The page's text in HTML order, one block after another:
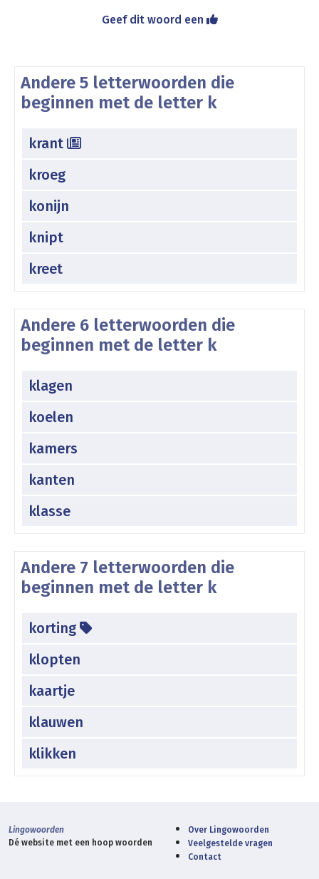
Geef dit woord een
Andere 5 letterwoorden die
beginnen met de letter k
krant
kroeg
konijn
knipt
kreet
Andere 6 letterwoorden die
beginnen met de letter k
klagen
koelen
kamers
kanten
klasse
Andere 7 letterwoorden die
beginnen met de letter k
korting
klopten
kaartje
klauwen
klikken
Lingowoorden
Dé website met een hoop woorden
Over Lingowoorden
Veelgestelde vragen
Contact